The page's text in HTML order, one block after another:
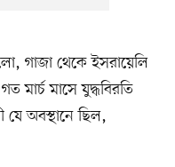
গাজা থেকে ইসরায়েলি
মার্চ মাসে যুদ্ধবিরতি
যে অবস্থানে ছিল,